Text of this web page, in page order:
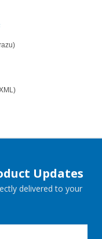
Updates
delivered to your